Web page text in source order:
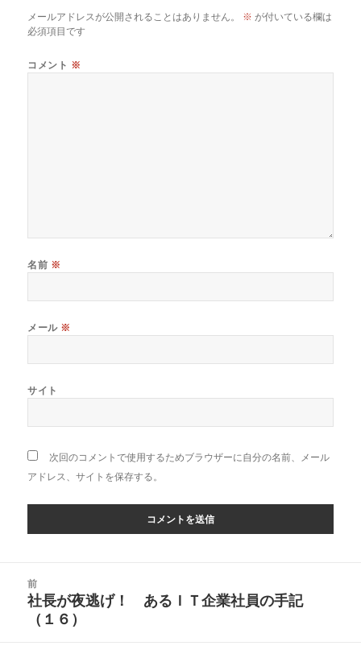
メールアドレスが公開されることはありません。 ※ が付いている欄は
必須項目です
コメント ※
名前 ※
メール ※
サイト
次回のコメントで使用するためブラウザーに自分の名前、メール
アドレス、サイトを保存する。
前
前
の
社長が夜逃げ！ あるＩＴ企業社員の手記
（１６）